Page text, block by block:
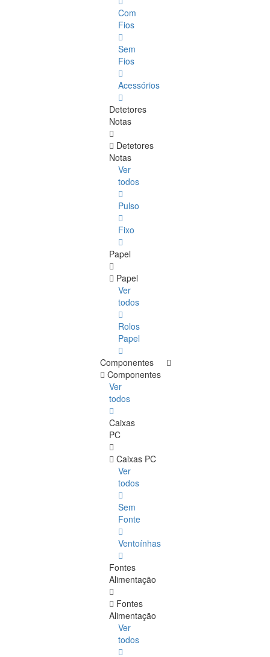
Com
Fios
Sem
Fios
Acessórios
Detetores
Notas
Detetores
Notas
Ver
todos
Pulso
Fixo
Papel
Papel
Ver
todos
Rolos
Papel
Componentes
Componentes
Ver
todos
Caixas
PC
Caixas PC
Ver
todos
Sem
Fonte
Ventoínhas
Fontes
Alimentação
Fontes
Alimentação
Ver
todos